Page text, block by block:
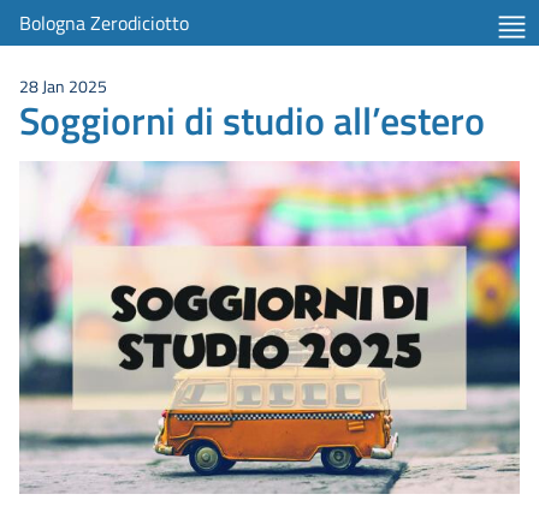
Bologna Zerodiciotto
28 Jan 2025
Soggiorni di studio all’estero